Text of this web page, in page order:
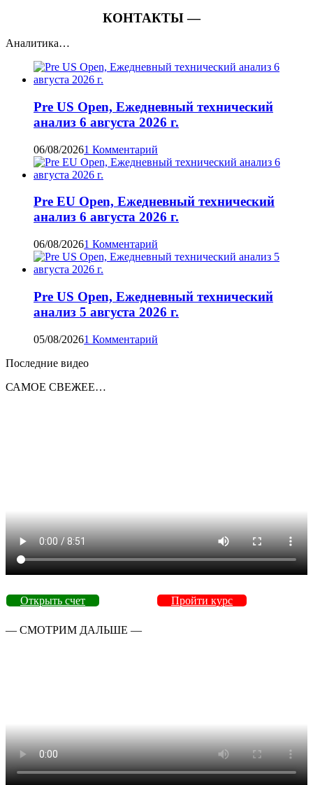
КОНТАКТЫ —
Аналитика…
Pre US Open, Ежедневный технический
анализ 6 августа 2026 г.
06/08/20261 Комментарий
Pre EU Open, Ежедневный технический
анализ 6 августа 2026 г.
06/08/20261 Комментарий
Pre US Open, Ежедневный технический
анализ 5 августа 2026 г.
05/08/20261 Комментарий
Последние видео
САМОЕ СВЕЖЕЕ…
Открыть счет Пройти курс
— СМОТРИМ ДАЛЬШЕ —